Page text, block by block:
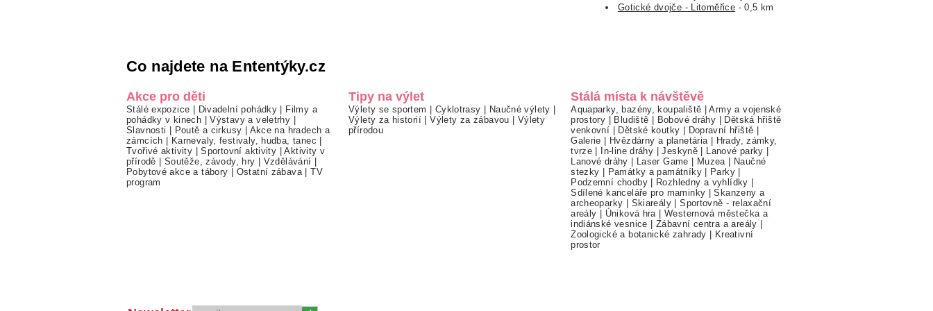
Gotické dvojče - Litoměřice - 0,5 km
Co najdete na Ententýky.cz
Akce pro děti
Stálé expozice | Divadelní pohádky | Filmy a
pohádky v kinech |Výstavy a veletrhy |
Slavnosti | Poutě a cirkusy | Akce na hradech a
zámcích | Karnevaly, festivaly, hudba, tanec |
Tvořivé aktivity |Sportovní aktivity |Aktivity v
přírodě | Soutěže, závody, hry | Vzdělávání |
Pobytové akce a tábory | Ostatní zábava |TV
program
Tipy na výlet
Výlety se sportem | Cyklotrasy | Naučné výlety |
Výlety za historií |Výlety za zábavou | Výlety
přírodou
Stálá místa k návštěvě
Aquaparky, bazény, koupaliště |Army a vojenské
prostory | Bludiště | Bobové dráhy | Dětská hřiště
venkovní | Dětské koutky | Dopravní hřiště |
Galerie | Hvězdárny a planetária | Hrady, zámky,
tvrze | In-line dráhy |Jeskyně | Lanové parky |
Lanové dráhy | Laser Game | Muzea | Naučné
stezky | Památky a památníky| Parky |
Podzemní chodby| Rozhledny a vyhlídky |
Sdílené kanceláře pro maminky |Skanzeny a
archeoparky | Skiareály |Sportovně - relaxační
areály | Úniková hra |Westernová městečka a
indiánské vesnice | Zábavní centra a areály |
Zoologické a botanické zahrady | Kreativní
prostor